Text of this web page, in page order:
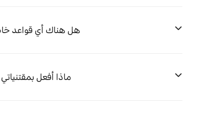
هل هناك أي قواعد
ماذا أفعل